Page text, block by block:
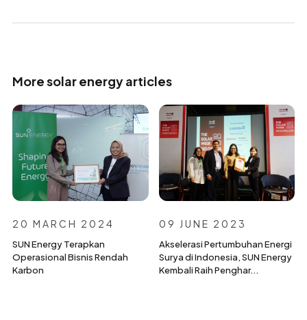
More solar energy articles
20 MARCH 2024
SUN Energy Terapkan
Operasional Bisnis Rendah
Karbon
09 JUNE 2023
Akselerasi Pertumbuhan Energi
Surya di Indonesia, SUN Energy
Kembali Raih Penghar...